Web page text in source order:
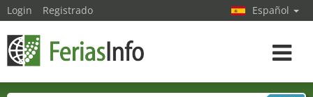
Login Registrado Español
toggle